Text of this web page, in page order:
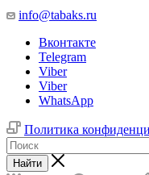
info@tabaks.ru
Вконтакте
Telegram
Viber
Viber
WhatsApp
Политика
Найти